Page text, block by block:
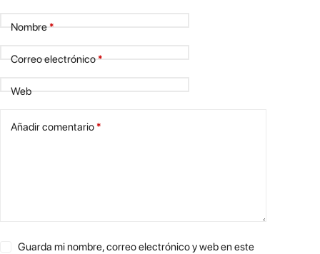
Nombre*
Correo electrónico*
Web
Añadir comentario*
Guarda mi nombre, correo electrónico y web en este